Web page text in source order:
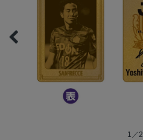
1／2